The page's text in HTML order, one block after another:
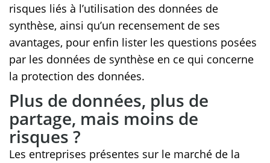
risques liés à l’utilisation des données de
synthèse, ainsi qu’un recensement de ses
avantages, pour enfin lister les questions posées
par les données de synthèse en ce qui concerne
la protection des données.
Plus de données, plus de
partage, mais moins de
risques ?
Les entreprises présentes sur le marché de la